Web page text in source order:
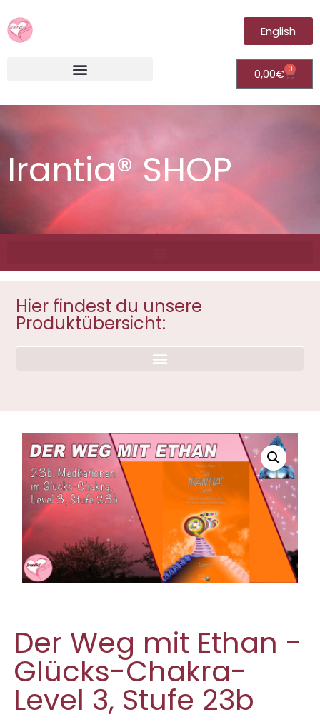
English
0,00€ 0
Irantia® SHOP
Hier findest du unsere
Produktübersicht:
Der Weg mit Ethan -
Glücks-Chakra-
Level 3, Stufe 23b